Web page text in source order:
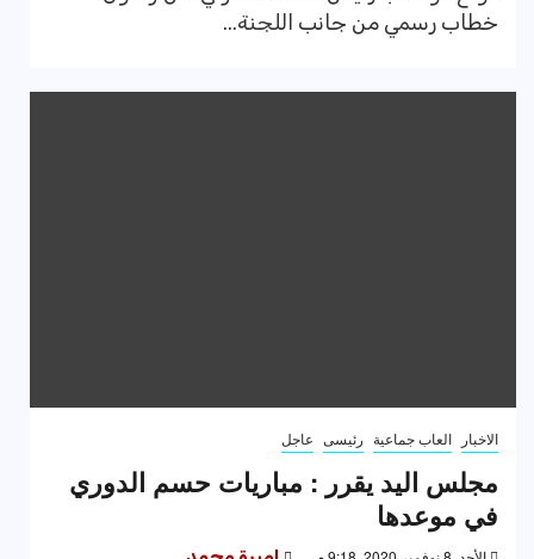
خطاب رسمي من جانب اللجنة...
الاخبار العاب جماعية رئيسى عاجل
مجلس اليد يقرر : مباريات حسم الدوري
في موعدها